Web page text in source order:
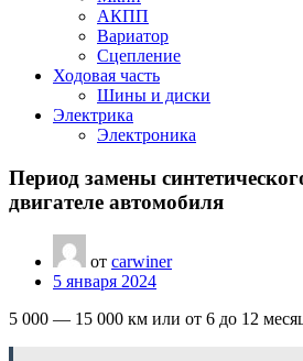
АКПП
Вариатор
Сцепление
Ходовая часть
Шины и диски
Электрика
Электроника
Период замены
двигателе автомобиля
от carwiner
5 января 2024
5 000 — 15 000 км или от 6 до 12